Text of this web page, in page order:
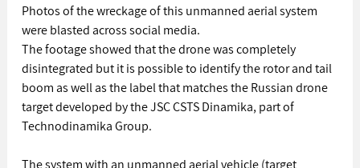
Photos of the wreckage of this unmanned aerial system
were blasted across social media.
The footage showed that the drone was completely
disintegrated but it is possible to identify the rotor and tail
boom as well as the label that matches the Russian drone
target developed by the JSC CSTS Dinamika, part of
Technodinamika Group.
The system with an unmanned aerial vehicle (target